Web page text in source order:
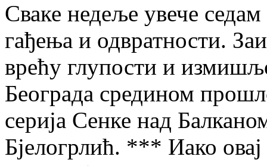
Сваке недеље увече
гађења и одвратности.
врећу глупости и
Београда средином
серија Сенке над
Бјелогрлић. *** Иако